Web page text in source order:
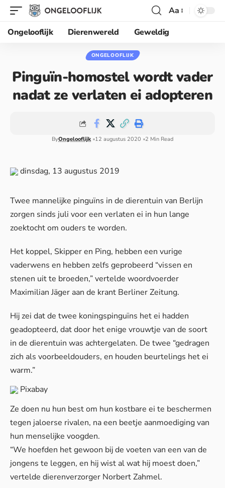
Aa
Ongelooflijk
Dierenwereld Geweldig
ONGELOOFLIJK
Pinguïn-homostel wordt vader
nadat ze verlaten ei adopteren
ByOngelooflijk 12 augustus 2020 2 Min Read
dinsdag, 13 augustus 2019
Twee mannelijke pinguïns in de dierentuin van Berlijn
zorgen sinds juli voor een verlaten ei in hun lange
zoektocht om ouders te worden.
Het koppel, Skipper en Ping, hebben een vurige
vaderwens en hebben zelfs geprobeerd “vissen en
stenen uit te broeden,” vertelde woordvoerder
Maximilian Jäger aan de krant Berliner Zeitung.
Hij zei dat de twee koningspinguïns het ei hadden
geadopteerd, dat door het enige vrouwtje van de soort
in de dierentuin was achtergelaten. De twee “gedragen
zich als voorbeeldouders, en houden beurtelings het ei
warm.”
Pixabay
Ze doen nu hun best om hun kostbare ei te beschermen
tegen jaloerse rivalen, na een beetje aanmoediging van
hun menselijke voogden.
“We hoefden het gewoon bij de voeten van een van de
jongens te leggen, en hij wist al wat hij moest doen,”
vertelde dierenverzorger Norbert Zahmel.